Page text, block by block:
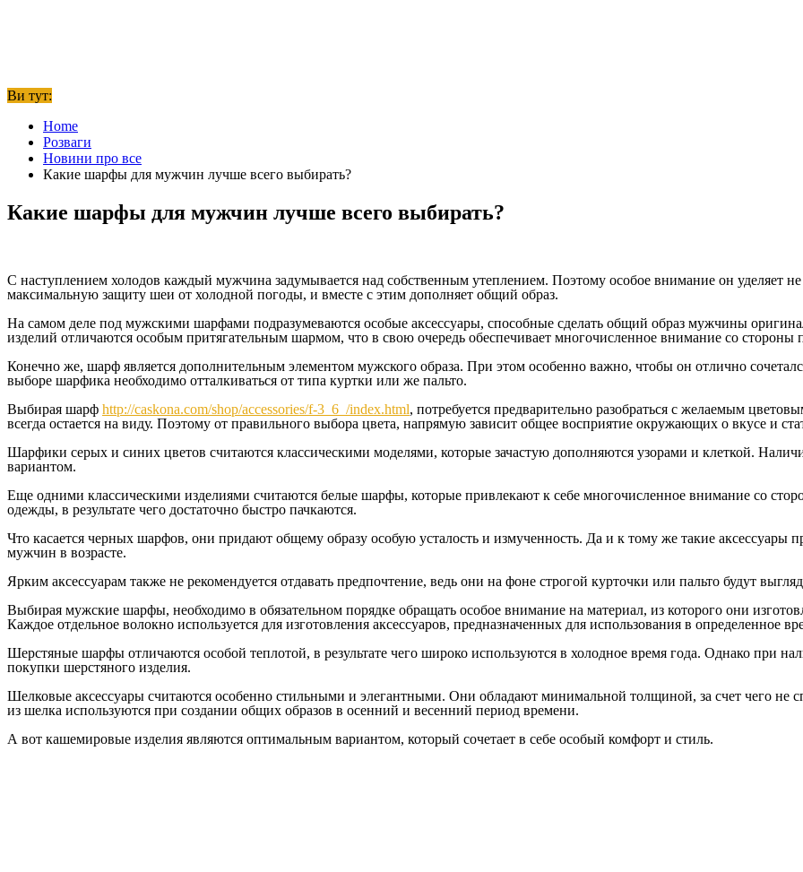
Ви тут:
Home
Розваги
Новини про все
Какие шарфы для мужчин лучше всего выбирать?
Какие шарфы для мужчин лучше всего выбирать?
С наступлением холодов каждый мужчина задумывается над собственным утеплением. Поэтому особое внимание он уделяет
максимальную защиту шеи от холодной погоды, и вместе с этим дополняет общий образ.
На самом деле под мужскими шарфами подразумеваются особые аксессуары, способные сделать общий образ мужчины
изделий отличаются особым притягательным шармом, что в свою очередь обеспечивает многочисленное внимание со стороны
Конечно же, шарф является дополнительным элементом мужского образа. При этом особенно важно, чтобы он отлично
выборе шарфика необходимо отталкиваться от типа куртки или же пальто.
Выбирая шарф http://caskona.com/shop/accessories/f-3_6_/index.html, потребуется предварительно разобраться с желаемым
всегда остается на виду. Поэтому от правильного выбора цвета, напрямую зависит общее восприятие окружающих о вкусе и
Шарфики серых и синих цветов считаются классическими моделями, которые зачастую дополняются узорами и клеткой.
вариантом.
Еще одними классическими изделиями считаются белые шарфы, которые привлекают к себе многочисленное внимание со
одежды, в результате чего достаточно быстро пачкаются.
Что касается черных шарфов, они придают общему образу особую усталость и измученность. Да и к тому же такие аксессуары
мужчин в возрасте.
Ярким аксессуарам также не рекомендуется отдавать предпочтение, ведь они на фоне строгой курточки или пальто будут
Выбирая мужские шарфы, необходимо в обязательном порядке обращать особое внимание на материал, из которого они
Каждое отдельное волокно используется для изготовления аксессуаров, предназначенных для использования в определенное
Шерстяные шарфы отличаются особой теплотой, в результате чего широко используются в холодное время года. Однако при
покупки шерстяного изделия.
Шелковые аксессуары считаются особенно стильными и элегантными. Они обладают минимальной толщиной, за счет чего не
из шелка используются при создании общих образов в осенний и весенний период времени.
А вот кашемировые изделия являются оптимальным вариантом, который сочетает в себе особый комфорт и стиль.